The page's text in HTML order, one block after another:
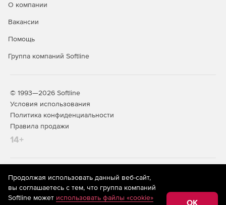
О компании
Вакансии
Помощь
Группа компаний Softline
© 1993—2026 Softline
Условия использования
Политика конфиденциальности
Правила продажи
14+
На информационном ресурсе store.softline.ru применяются
рекомендательные технологии
(информационные технологии
предоставления информации на основе сбора,
систематизации и анализа сведений, относящихся к
Продолжая использовать данный веб-сайт,
вы соглашаетесь с тем, что группа компаний
Softline может использовать файлы «cookie»
OK